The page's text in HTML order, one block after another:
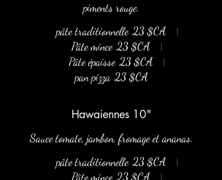
piments rouge.
pâte traditionnelle 23 $CA
Pâte mince 23 $CA
Pâte épaisse 23 $CA
pan pizza 23 $CA
Hawaiennes 10"
Sauce tomate, jambon, fromage et ananas.
pâte traditionnelle 23 $CA
Pâte mince 23 $CA